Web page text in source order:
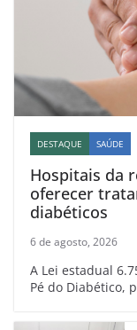
DESTAQUE SAÚDE
Hospitais da
oferecer tratamento de podologia para
diabéticos
6 de agosto, 2026
A Lei estadual
Pé do Diabético,